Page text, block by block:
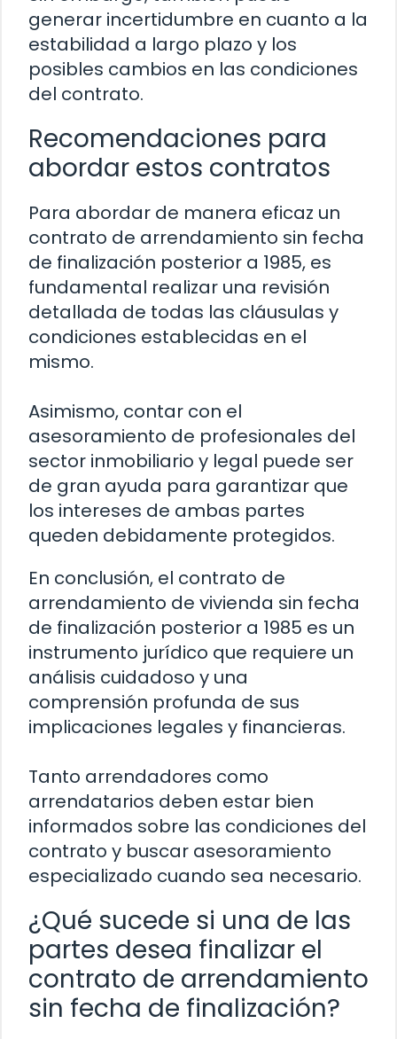
generar incertidumbre en cuanto a la
estabilidad a largo plazo y los
posibles cambios en las condiciones
del contrato.
Recomendaciones para
abordar estos contratos
Para abordar de manera eficaz un
contrato de arrendamiento sin fecha
de finalización posterior a 1985, es
fundamental realizar una revisión
detallada de todas las cláusulas y
condiciones establecidas en el
mismo.
Asimismo, contar con el
asesoramiento de profesionales del
sector inmobiliario y legal puede ser
de gran ayuda para garantizar que
los intereses de ambas partes
queden debidamente protegidos.
En conclusión, el contrato de
arrendamiento de vivienda sin fecha
de finalización posterior a 1985 es un
instrumento jurídico que requiere un
análisis cuidadoso y una
comprensión profunda de sus
implicaciones legales y financieras.
Tanto arrendadores como
arrendatarios deben estar bien
informados sobre las condiciones del
contrato y buscar asesoramiento
especializado cuando sea necesario.
¿Qué sucede si una de las
partes desea finalizar el
contrato de arrendamiento
sin fecha de finalización?